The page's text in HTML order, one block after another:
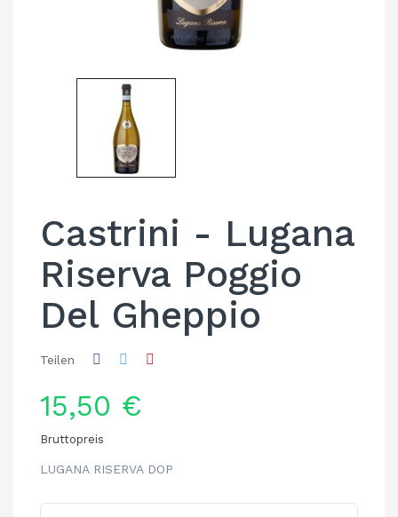
Castrini - Lugana
Riserva Poggio
Del Gheppio
Teilen
15,50 €
Bruttopreis
LUGANA RISERVA DOP